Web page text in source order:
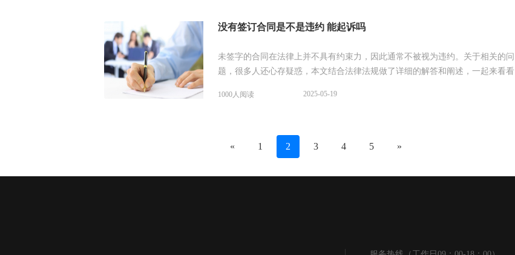
没有签订合同是不是违约 能起诉吗
未签字的合同在法律上并不具有约束力，因此通常不被视为违约。关于相关的问
题，很多人还心存疑惑，本文结合法律法规做了详细的解答和阐述，一起来看看
1000人阅读 2025-05-19
« 1 2 3 4 5 »